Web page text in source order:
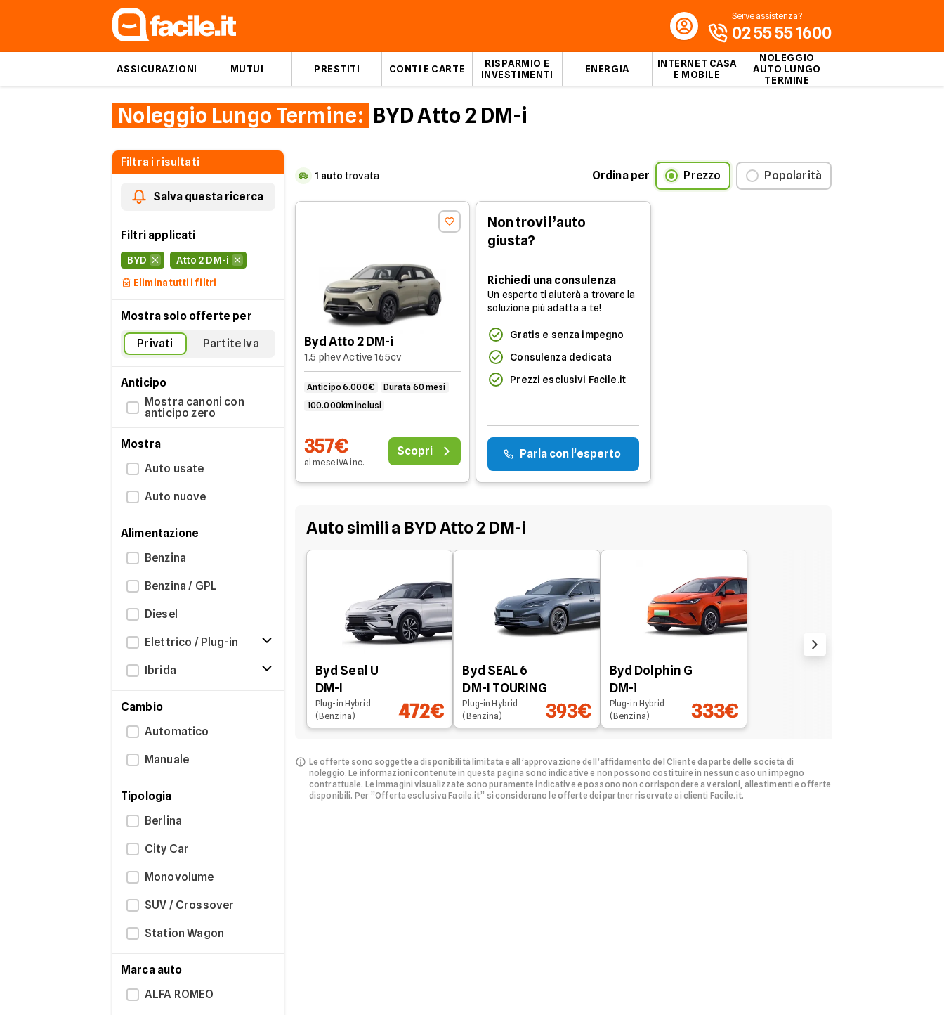
ASSICURAZIONI MUTUI PRESTITI CONTI E CARTE
RISPARMIO E
INVESTIMENTI
ENERGIA
INTERNET CASA
E MOBILE
NOLEGGIO
AUTO LUNGO
TERMINE
Serve assistenza?
02 55 55 1600
Noleggio Lungo Termine: BYD Atto 2 DM-i
Filtra i risultati
Salva questa ricerca
Filtri applicati
BYD
Atto 2 DM-i
Elimina tutti i filtri
Mostra solo offerte per
Privati Partite Iva
Anticipo
Mostra canoni con
anticipo zero
Mostra
Auto usate
Auto nuove
Alimentazione
Benzina
Benzina / GPL
Diesel
Elettrico / Plug-in
Ibrida
Cambio
Automatico
Manuale
Tipologia
Berlina
City Car
Monovolume
SUV / Crossover
Station Wagon
Marca auto
ALFA ROMEO
1 auto trovata Ordina per Prezzo Popolarità
Byd Atto 2 DM-i
1.5 phev Active 165cv
Anticipo 6.000€
Durata 60 mesi
100.000km inclusi
357€
al meseIVAinc.
Scopri
Non trovi l’auto
giusta?
Richiedi una consulenza
Un esperto ti aiuterà a trovare la
soluzione più adatta a te!
Gratis e senza impegno
Consulenza dedicata
Prezzi esclusivi Facile.it
Parla con l’esperto
Auto simili a BYD Atto 2 DM-i
Byd Seal U
DM-I
Plug-in Hybrid
(Benzina)
472€
Byd SEAL 6
DM-I TOURING
Plug-in Hybrid
(Benzina)
393€
Byd Dolphin G
DM-i
Plug-in Hybrid
(Benzina)
333€
Le offerte sono soggette a disponibilità limitata e all’approvazione dell’affidamento del Cliente da parte delle società di
noleggio. Le informazioni contenute in questa pagina sono indicative e non possono costituire in nessun caso un impegno
contrattuale. Le immagini visualizzate sono puramente indicative e possono non corrispondere a versioni, allestimenti e offerte
disponibili. Per ”Offerta esclusiva Facile.it” si considerano le offerte dei partner riservate ai clienti Facile.it.